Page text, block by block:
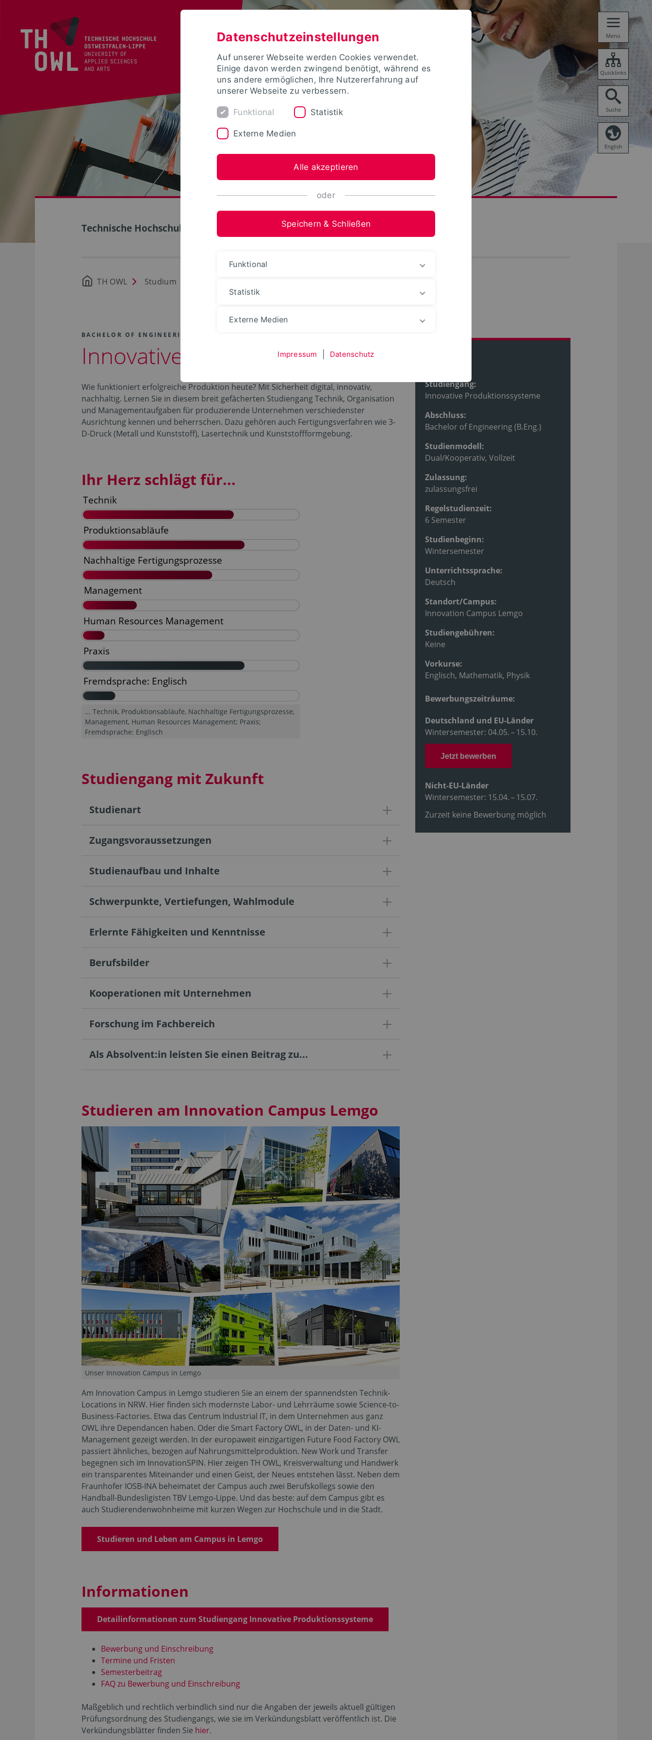
Menü
Quicklinks
Suche
English
Technische Hochschule Ostwestfalen-Lippe
TH OWL Studium
BACHELOR OF ENGINEERING (B.ENG.)
Innovative Produktionssysteme
Wie funktioniert erfolgreiche Produktion heute? Mit Sicherheit digital, innovativ,
nachhaltig. Lernen Sie in diesem breit gefächerten Studiengang Technik, Organisation
und Managementaufgaben für produzierende Unternehmen verschiedenster
Ausrichtung kennen und beherrschen. Dazu gehören auch Fertigungsverfahren wie 3-
D-Druck (Metall und Kunststoff), Lasertechnik und Kunststoffformgebung.
Ihr Herz schlägt für...
... Technik, Produktionsabläufe, Nachhaltige Fertigungsprozesse,
Management, Human Resources Management; Praxis;
Fremdsprache: Englisch
Studiengang mit Zukunft
Studienart
Zugangsvoraussetzungen
Studienaufbau und Inhalte
Schwerpunkte, Vertiefungen, Wahlmodule
Erlernte Fähigkeiten und Kenntnisse
Berufsbilder
Kooperationen mit Unternehmen
Forschung im Fachbereich
Als Absolvent:in leisten Sie einen Beitrag zu...
Studieren am Innovation Campus Lemgo
Unser Innovation Campus in Lemgo
Am Innovation Campus in Lemgo studieren Sie an einem der spannendsten Technik-
Locations in NRW. Hier finden sich modernste Labor- und Lehrräume sowie Science-to-
Business-Factories. Etwa das Centrum Industrial IT, in dem Unternehmen aus ganz
OWL ihre Dependancen haben. Oder die Smart Factory OWL, in der Daten- und KI-
Management gezeigt werden. In der europaweit einzigartigen Future Food Factory OWL
passiert ähnliches, bezogen auf Nahrungsmittelproduktion. New Work und Transfer
begegnen sich im InnovationSPIN. Hier zeigen TH OWL, Kreisverwaltung und Handwerk
ein transparentes Miteinander und einen Geist, der Neues entstehen lässt. Neben dem
Fraunhofer IOSB-INA beheimatet der Campus auch zwei Berufskollegs sowie den
Handball-Bundesligisten TBV Lemgo-Lippe. Und das beste: auf dem Campus gibt es
auch Studierendenwohnheime mit kurzen Wegen zur Hochschule und in die Stadt.
Studieren und Leben am Campus in Lemgo
Informationen
Detailinformationen zum Studiengang Innovative Produktionssysteme
Bewerbung und Einschreibung
Termine und Fristen
Semesterbeitrag
FAQ zu Bewerbung und Einschreibung
Maßgeblich und rechtlich verbindlich sind nur die Angaben der jeweils aktuell gültigen
Prüfungsordnung des Studiengangs, wie sie im Verkündungsblatt veröffentlich ist. Die
Verkündungsblätter finden Sie hier.
Studiengang:
Innovative Produktionssysteme
Abschluss:
Bachelor of Engineering (B.Eng.)
Studienmodell:
Dual/Kooperativ, Vollzeit
Zulassung:
zulassungsfrei
Regelstudienzeit:
6 Semester
Studienbeginn:
Wintersemester
Unterrichtssprache:
Deutsch
Standort/Campus:
Innovation Campus Lemgo
Studiengebühren:
Keine
Vorkurse:
Englisch, Mathematik, Physik
Bewerbungszeiträume:
Deutschland und EU-Länder
Wintersemester: 04.05. – 15.10.
Jetzt bewerben
Nicht-EU-Länder
Wintersemester: 15.04. – 15.07.
Zurzeit keine Bewerbung möglich
Datenschutzeinstellungen
Auf unserer Webseite werden Cookies verwendet.
Einige davon werden zwingend benötigt, während es
uns andere ermöglichen, Ihre Nutzererfahrung auf
unserer Webseite zu verbessern.
Funktional Statistik
Externe Medien
Alle akzeptieren
oder
Speichern & Schließen
Funktional
Statistik
Externe Medien
Impressum Datenschutz